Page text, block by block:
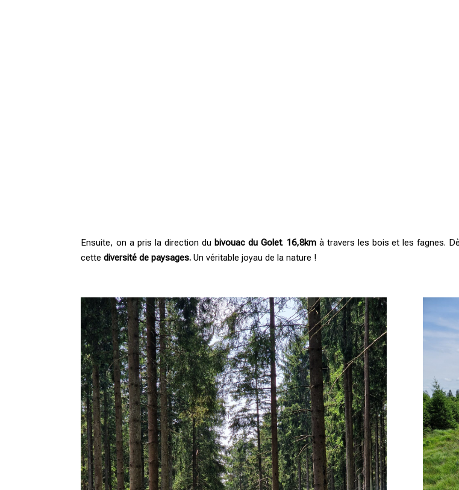
Ensuite, on a pris la direction du bivouac du Golet. 16,8kmà travers les bois et les fagnes.
cettediversité de paysages.Un véritable joyau de la nature !